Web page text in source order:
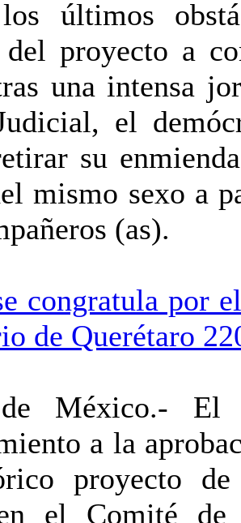
los últimos
proyecto a
una intensa
el
su
mismo sexo a
(as).
congratula por
de Querétaro
México.-
a la
proyecto
el Comité de